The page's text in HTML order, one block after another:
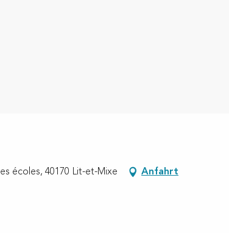
écoles, 40170 Lit-et-Mixe Anfahrt